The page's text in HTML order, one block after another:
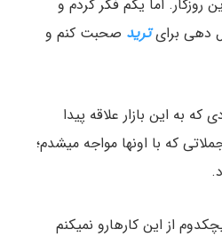
اما یکم فکر کردم و
دهی برایترید صحبت کنم و
به این بازار علاقه پیدا
که با اونها مواجه میشدم؛
از این کارهارو نمیکنم